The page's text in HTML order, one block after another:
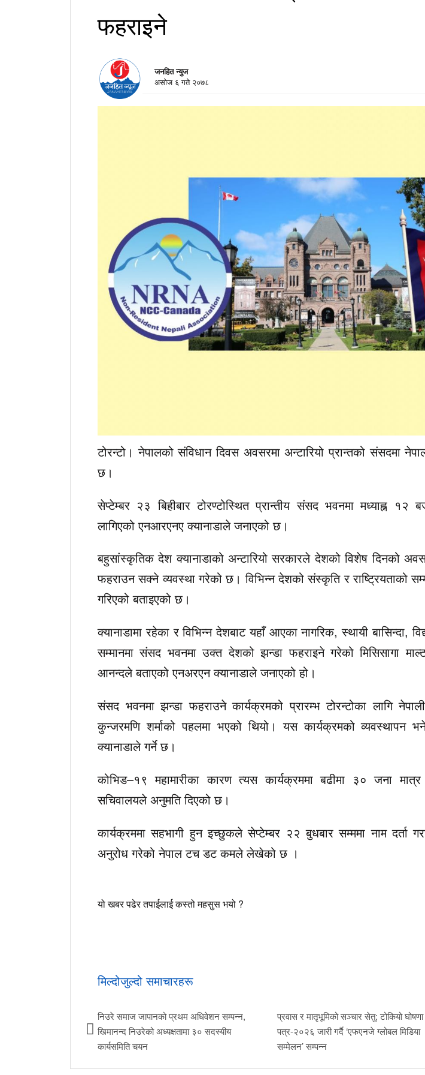
फहराइने
जनहित न्युज
असाेज ६ गते २०७८
टोरन्टो। नेपालको संविधान दिवस अवसरमा अन्टारियो प्रान्तको संसदमा
छ।
सेप्टेम्बर २३ बिहीबार टोरण्टोस्थित प्रान्तीय संसद भवनमा मध्याह्न १२
लागिएको एनआरएनए क्यानाडाले जनाएको छ।
बहुसांस्कृतिक देश क्यानाडाको अन्टारियो सरकारले देशको विशेष दिनको
फहराउन सक्ने व्यवस्था गरेको छ। विभिन्न देशको संस्कृति र राष्ट्रियताको
गरिएको बताइएको छ।
क्यानाडामा रहेका र विभिन्न देशबाट यहाँ आएका नागरिक, स्थायी बासिन्दा,
सम्मानमा संसद भवनमा उक्त देशको झन्डा फहराइने गरेको मिसिसागा
आनन्दले बताएको एनअरएन क्यानाडाले जनाएको हो।
संसद भवनमा झन्डा फहराउने कार्यक्रमको प्रारम्भ टोरन्टोका लागि
कुन्जरमणि शर्माको पहलमा भएको थियो। यस कार्यक्रमको व्यवस्थापन
क्यानाडाले गर्ने छ।
कोभिड–१९ महामारीका कारण त्यस कार्यक्रममा बढीमा ३० जना
सचिवालयले अनुमति दिएको छ।
कार्यक्रममा सहभागी हुन इच्छुकले सेप्टेम्बर २२ बुधबार सम्ममा नाम दर्ता
अनुरोध गरेको नेपाल टच डट कमले लेखेको छ ।
यो खबर पढेर तपाईलाई कस्तो महसुस भयो ?
मिल्दोजुल्दो समाचारहरू
निउरे समाज जापानको प्रथम अधिवेशन सम्पन्न,
खिमानन्द निउरेको अध्यक्षतामा ३० सदस्यीय
कार्यसमिति चयन
प्रवास र मातृभूमिको सञ्चार सेतु: टोकियो घोषणा
पत्र-२०२६ जारी गर्दै ‘एफएनजे ग्लोबल मिडिया
सम्मेलन’ सम्पन्न